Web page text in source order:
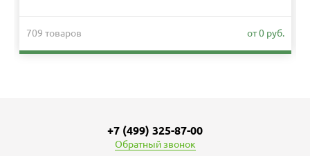
709 товаров от 0 руб.
+7 (499) 325-87-00
Обратный звонок